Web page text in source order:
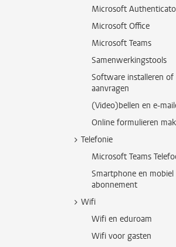
Microsoft
Microsoft Office
Microsoft Teams
Samenwerkingstools
Software installeren of
aanvragen
(Video)bellen en e-
Online formulieren
Telefonie
Microsoft Teams
Smartphone en mobiel
abonnement
Wifi
Wifi en eduroam
Wifi voor gasten